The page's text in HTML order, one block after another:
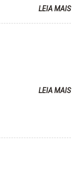
10.04 LOURO
LEIA MAIS
LEIA MAIS